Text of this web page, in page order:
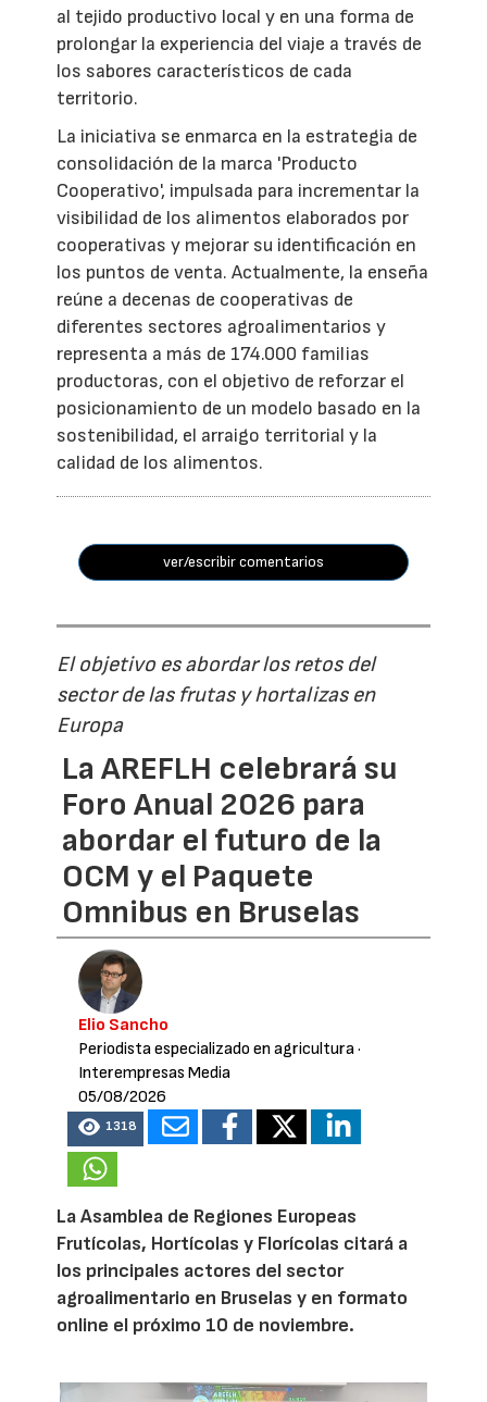
al tejido productivo local y en una forma de
prolongar la experiencia del viaje a través de
los sabores característicos de cada
territorio.
La iniciativa se enmarca en la estrategia de
consolidación de la marca 'Producto
Cooperativo', impulsada para incrementar la
visibilidad de los alimentos elaborados por
cooperativas y mejorar su identificación en
los puntos de venta. Actualmente, la enseña
reúne a decenas de cooperativas de
diferentes sectores agroalimentarios y
representa a más de 174.000 familias
productoras, con el objetivo de reforzar el
posicionamiento de un modelo basado en la
sostenibilidad, el arraigo territorial y la
calidad de los alimentos.
ver/escribir comentarios
El objetivo es abordar los retos del
sector de las frutas y hortalizas en
Europa
La AREFLH celebrará su
Foro Anual 2026 para
abordar el futuro de la
OCM y el Paquete
Omnibus en Bruselas
Elio Sancho
Periodista especializado en agricultura·
Interempresas Media
05/08/2026
1318
La Asamblea de Regiones Europeas
Frutícolas, Hortícolas y Florícolas citará a
los principales actores del sector
agroalimentario en Bruselas y en formato
online el próximo 10 de noviembre.